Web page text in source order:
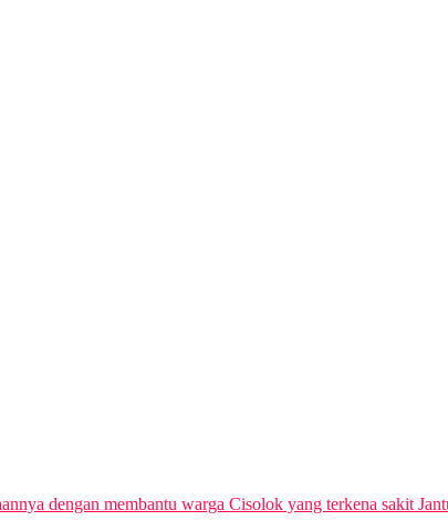
dengan membantu warga Cisolok yang terkena sakit